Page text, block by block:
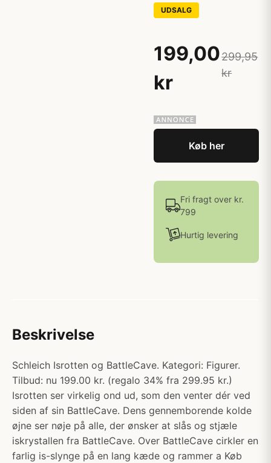
UDSALG
199,00
kr
299,95
kr
Køb her
Fri fragt over kr.
799
Hurtig levering
Beskrivelse
Schleich Isrotten og BattleCave. Kategori: Figurer.
Tilbud: nu 199.00 kr. (regalo 34% fra 299.95 kr.)
Isrotten ser virkelig ond ud, som den venter dér ved
siden af sin BattleCave. Dens gennemborende kolde
øjne ser nøje på alle, der ønsker at slås og stjæle
iskrystallen fra BattleCave. Over BattleCave cirkler en
farlig is-slynge på en lang kæde og rammer a Køb